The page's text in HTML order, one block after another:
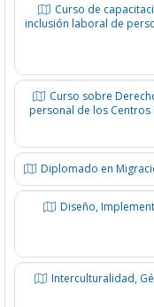
Curso de
inclusión laboral de
Curso sobre
personal de los
Diplomado en
Diseño,
Interculturalidad,